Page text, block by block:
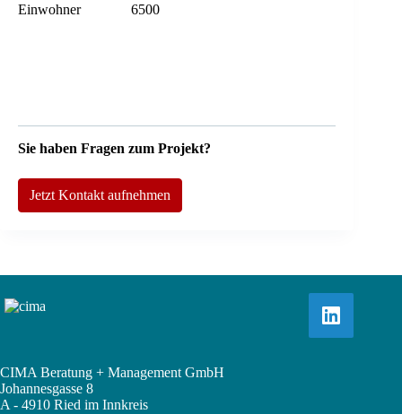
Einwohner 6500
Sie haben Fragen zum Projekt?
Jetzt Kontakt aufnehmen
CIMA Beratung + Management GmbH
Johannesgasse 8
A - 4910 Ried im Innkreis